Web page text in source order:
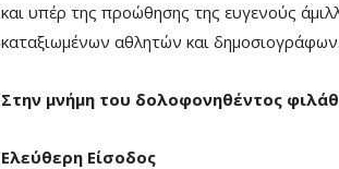
και υπέρ της προώθησης της ευγενούς
καταξιωμένων αθλητών και
Στην μνήμη του δολοφονηθέντος
Ελεύθερη Είσοδος